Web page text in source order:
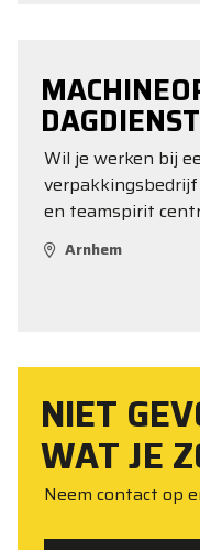
DAGDIENST
Wil je werken bij
en teamspirit
Arnhem
NIET
WAT JE
Neem contact op